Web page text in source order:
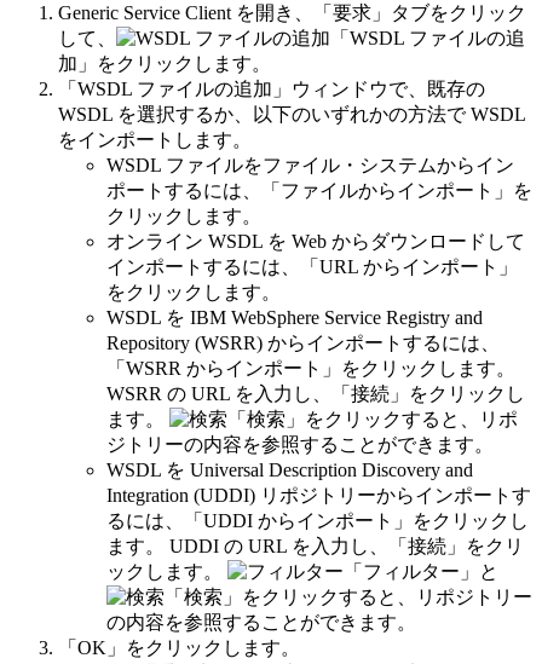
Generic Service Client を開き、 「要求」
タブをクリック
して、
「WSDL ファイルの追
加」
をクリックします。
「WSDL ファイルの追加」ウィンドウで、既存の
WSDL を選択するか、以下のいずれかの方法で WSDL
をインポートします。
WSDL ファイルをファイル・システムからイン
ポートするには、
「ファイルからインポート」
を
クリックします。
オンライン WSDL を Web からダウンロードして
インポートするには、
「URL からインポート」
をクリックします。
WSDL を IBM WebSphere Service Registry and
Repository (WSRR) からインポートするには、
「WSRR からインポート」
をクリックします。
WSRR の URL を入力し、
「接続」
をクリックし
ます。
「検索」
をクリックすると、リポ
ジトリーの内容を参照することができます。
WSDL を Universal Description Discovery and
Integration (UDDI) リポジトリーからインポートす
るには、
「UDDI からインポート」
をクリックし
ます。 UDDI の URL を入力し、
「接続」
をクリ
ックします。
「フィルター」
と
「検索」
をクリックすると、リポジトリー
の内容を参照することができます。
「OK」
をクリックします。